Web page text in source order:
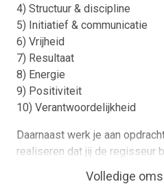
4) Structuur & discipline
5) Initiatief & communicatie
6) Vrijheid
7) Resultaat
8) Energie
9) Positiviteit
10) Verantwoordelijkheid
Daarnaast werk je aan
realiseren dat jij de regisseur
leven en dat werkelijk alles
Volledige